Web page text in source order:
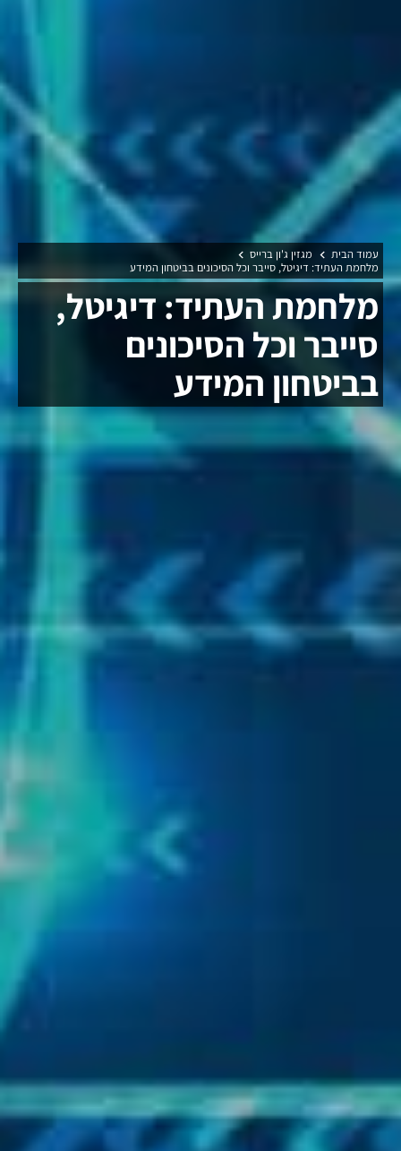
עמוד הבית
מגזין ג'ון ברייס
מלחמת העתיד: דיגיטל, סייבר וכל הסיכונים בביטחון המידע
מלחמת העתיד: דיגיטל,
סייבר וכל הסיכונים
בביטחון המידע